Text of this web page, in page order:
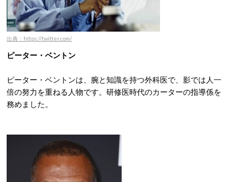
出典：https://twitter.com/
ピーター・ベントン
ピーター・ベントンは、腕と知識を持つ外科医で、影では人一
倍の努力を重ねる人物です。研修医時代のカーターの指導係を
務めました。